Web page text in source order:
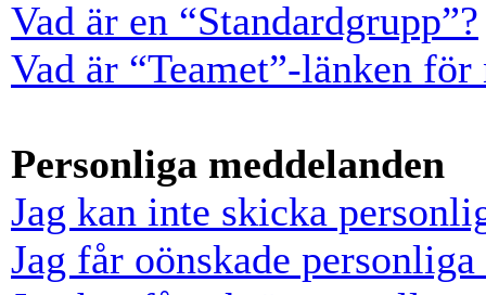
Vad är en “Standardgrupp”?
Vad är “Teamet”-länken för
Personliga meddelanden
Jag kan inte skicka
Jag får oönskade